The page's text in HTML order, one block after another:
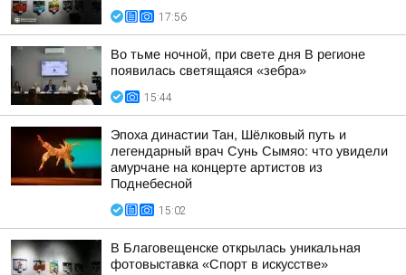
17:56
Во тьме ночной, при свете дня В регионе
появилась светящаяся «зебра»
15:44
Эпоха династии Тан, Шёлковый путь и
легендарный врач Сунь Сымяо: что увидели
амурчане на концерте артистов из
Поднебесной
15:02
В Благовещенске открылась уникальная
фотовыставка «Спорт в искусстве»